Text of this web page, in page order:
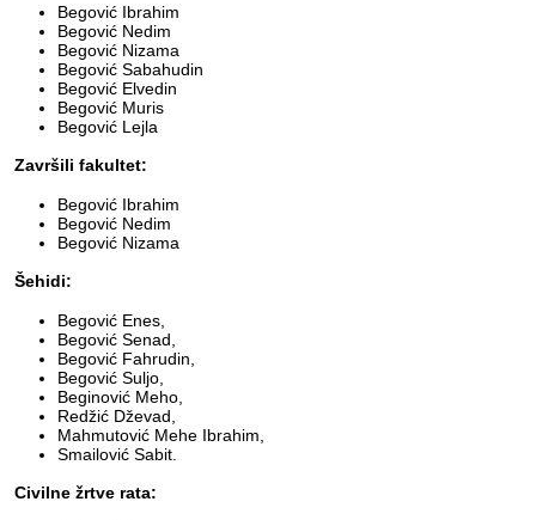
Begović Ibrahim
Begović Nedim
Begović Nizama
Begović Sabahudin
Begović Elvedin
Begović Muris
Begović Lejla
Završili fakultet:
Begović Ibrahim
Begović Nedim
Begović Nizama
Šehidi:
Begović Enes,
Begović Senad,
Begović Fahrudin,
Begović Suljo,
Beginović Meho,
Redžić Dževad,
Mahmutović Mehe Ibrahim,
Smailović Sabit.
Civilne žrtve rata: